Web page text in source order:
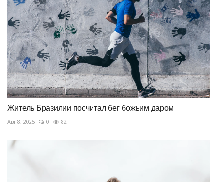
Житель Бразилии посчитал бег божьим даром
Авг 8, 2025 0 82